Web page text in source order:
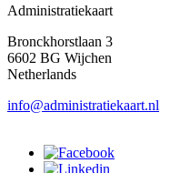
Administratiekaart
Bronckhorstlaan 3
6602 BG Wijchen
Netherlands
info@administratiekaart.nl